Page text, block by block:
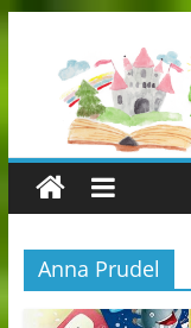
Anna Prudel